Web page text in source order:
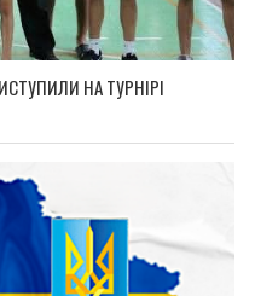
НА ТУРНІРІ